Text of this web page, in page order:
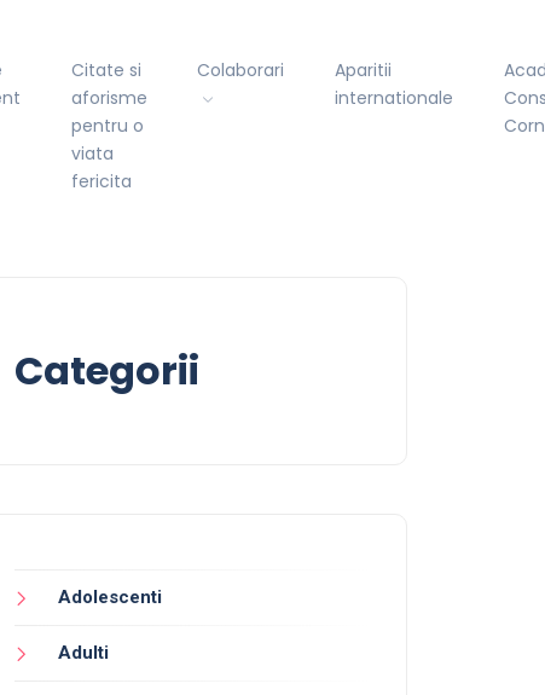
Citate si
aforisme
pentru o
viata
fericita
Colaborari
Aparitii
internationale
Categorii
Adolescenti
Adulti